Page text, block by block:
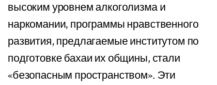
высоким уровнем алкоголизма и
наркомании, программы нравственного
развития, предлагаемые институтом по
подготовке бахаи их общины, стали
«безопасным пространством». Эти